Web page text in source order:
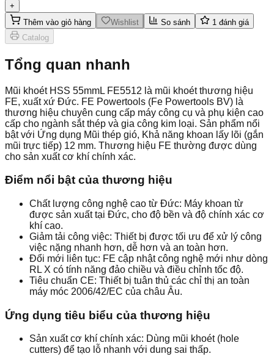
+
Thêm vào giỏ hàng
Wishlist So sánh 1 đánh giá
Catalog
Tổng quan nhanh
Mũi khoét HSS 55mmL FE5512 là mũi khoét thương hiệu
FE, xuất xứ Đức. FE Powertools (Fe Powertools BV) là
thương hiệu chuyên cung cấp máy công cụ và phụ kiện cao
cấp cho ngành sắt thép và gia công kim loại. Sản phẩm nổi
bật với Ứng dụng Mũi thép gió, Khả năng khoan lấy lõi (gắn
mũi trực tiếp) 12 mm. Thương hiệu FE thường được dùng
cho sản xuất cơ khí chính xác.
Điểm nổi bật của thương hiệu
Chất lượng công nghệ cao từ Đức: Máy khoan từ
được sản xuất tại Đức, cho độ bền và độ chính xác cơ
khí cao.
Giảm tải công việc: Thiết bị được tối ưu để xử lý công
việc nặng nhanh hơn, dễ hơn và an toàn hơn.
Đổi mới liên tục: FE cập nhật công nghệ mới như dòng
RL X có tính năng đảo chiều và điều chỉnh tốc độ.
Tiêu chuẩn CE: Thiết bị tuân thủ các chỉ thị an toàn
máy móc 2006/42/EC của châu Âu.
Ứng dụng tiêu biểu của thương hiệu
Sản xuất cơ khí chính xác: Dùng mũi khoét (hole
cutters) để tạo lỗ nhanh với dung sai thấp.